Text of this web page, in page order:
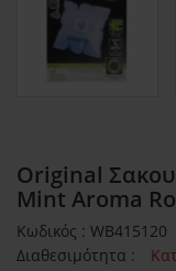
Original
Mint Aroma
Κωδικός : WB415120
Διαθεσιμότητα :